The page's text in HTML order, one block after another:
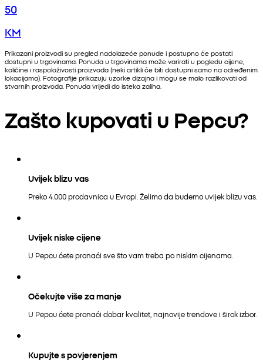
50
KM
Prikazani proizvodi su pregled nadolazeće ponude i postupno će postati
dostupni u trgovinama. Ponuda u trgovinama može varirati u pogledu cijene,
količine i raspoloživosti proizvoda (neki artikli će biti dostupni samo na određenim
lokacijama). Fotografije prikazuju uzorke dizajna i mogu se malo razlikovati od
stvarnih proizvoda. Ponuda vrijedi do isteka zaliha.
Zašto kupovati u Pepcu?
Uvijek blizu vas
Preko 4.000 prodavnica u Evropi. Želimo da budemo uvijek blizu vas.
Uvijek niske cijene
U Pepcu ćete pronaći sve što vam treba po niskim cijenama.
Očekujte više za manje
U Pepcu ćete pronaći dobar kvalitet, najnovije trendove i širok izbor.
Kupujte s povjerenjem